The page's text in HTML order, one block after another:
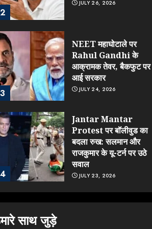
2
JULY 26, 2026
3
NEET महाघोटाले पर
Rahul Gandhi के
आक्रामक तेवर, बैकफुट पर
आई सरकार
JULY 24, 2026
4
Jantar Mantar
Protest पर बॉलीवुड का
बदला रुख: सलमान और
राजकुमार के यू-टर्न पर उठे
सवाल
JULY 23, 2026
ONGC के खजाने से RSS
साथ जुड़े